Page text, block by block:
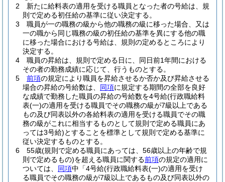
2
新たに給料表の適用を受ける職員となった者の号給は、規
則で定める初任給の基準に従い決定する。
3
職員が一の職務の級から他の職務の級に移った場合、又は
一の職から同じ職務の級の初任給の基準を異にする他の職
に移った場合における号給は、規則の定めるところにより
決定する。
4
職員の昇給は、規則で定める日に、同日前1年間における
その者の勤務成績に応じて、行うものとする。
5
前項の規定により職員を昇給させるか否か及び昇給させる
場合の昇給の号給数は、 同項に規定する期間の全部を良好
な成績で勤務した職員の昇給の号給数を4号給(行政職給料
表(一)の適用を受ける職員でその職務の級が7級以上である
もの及び同表以外の各給料表の適用を受ける職員でその職
務の級がこれに相当するものとして規則で定める職員にあ
っては3号給)とすることを標準として規則で定める基準に
従い決定するものとする。
6
55歳(規則で定める職員にあっては、56歳以上の年齢で規
則で定めるもの)を超える職員に関する前項の規定の適用に
ついては、 同項中「4号給(行政職給料表(一)の適用を受け
る職員でその職務の級が7級以上であるもの及び同表以外の